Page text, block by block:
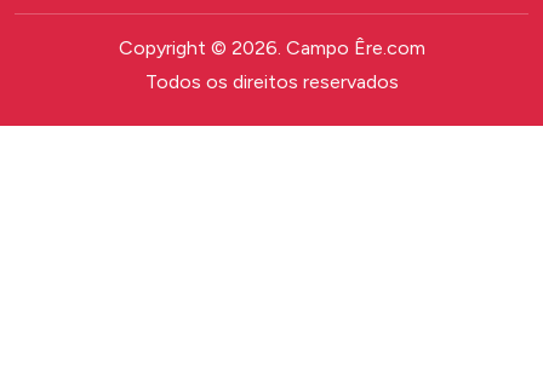
Copyright © 2026. Campo Êre.com
Todos os direitos reservados